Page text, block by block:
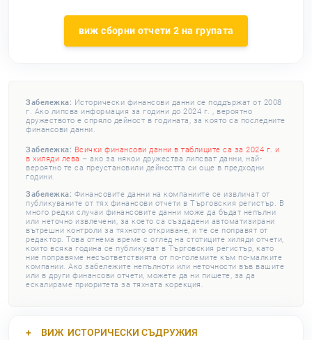
виж сборни отчети 2 на групата
Забележка: Исторически финансови данни се поддържат от 2008
г. Ако липсва информация за години до 2024 г. , вероятно
дружеството е спряло дейност в годината, за която са последните
финансови данни.
Забележка: Всички финансови данни в таблиците са за 2024 г. и
в хиляди лева – ако за някои дружества липсват данни, най-
вероятно те са преустановили дейността си още в предходни
години.
Забележка: Финансовите данни на компаниите се извличат от
публикуваните от тях финансови отчети в Търговския регистър. В
много редки случаи финансовите данни може да бъдат непълни
или неточно извлечени, за което са създадени автоматизирани
вътрешни контроли за тяхното откриване, и те се поправят от
редактор. Това отнема време с оглед на стотиците хиляди отчети,
които всяка година се публикуват в Търговския регистър, като
ние поправяме несъответствията от по-големите към по-малките
компании. Ако забележите непълноти или неточности във вашите
или в други финансови отчети, можете да ни пишете, за да
ескалираме приоритета за тяхната корекция.
ВИЖ ИСТОРИЧЕСКИ СЪДРУЖИЯ